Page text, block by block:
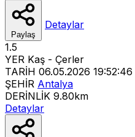
Paylaş
Detaylar
1.5
YER Kaş - Çerler
TARİH 06.05.2026 19:52:46
ŞEHİR Antalya
DERİNLİK 9.80km
Detaylar